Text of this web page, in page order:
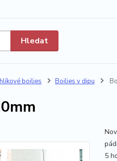
Hledat
boilies Boilies v dipu
5